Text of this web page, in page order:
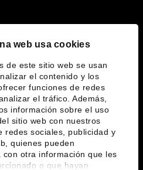
web usa cookies
de este sitio web se usan
el contenido y los
funciones de redes
el tráfico. Además,
información sobre el uso
sitio web con nuestros
redes sociales, publicidad y
quienes pueden
con otra información que les
o que hayan